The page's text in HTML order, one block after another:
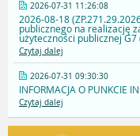
2026-07-31 11:26:08
2026-08-18
publicznego na realizację
użyteczności publicznej G7
Czytaj dalej
2026-07-31 09:30:30
INFORMACJA O PUNKCIE
Czytaj dalej